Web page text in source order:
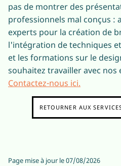
pas de montrer des
professionnels mal conçus :
experts pour la création de
l'intégration de techniques
et les formations sur le
souhaitez travailler avec nos
Contactez-nous ici.
RETOURNER AUX
Page mise à jour le07/08/2026